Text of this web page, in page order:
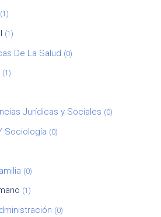
(1)
(1)
De La Salud (0)
(1)
Jurídicas y Sociales (0)
Sociología (0)
(0)
(1)
(0)